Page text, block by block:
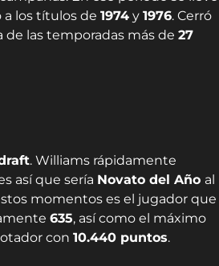
los títulos de 1974 y 1976. Cerró
las temporadas más de 27
. Williams rápidamente
así que sería Novato del Año al
momentos es el jugador que
635, así como el máximo
con 10.440 puntos.